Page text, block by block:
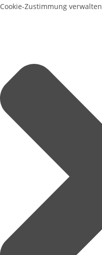
Cookie-Zustimmung verwalten